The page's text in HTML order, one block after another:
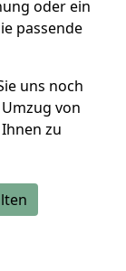
oder ein
passende
uns noch
von
zu